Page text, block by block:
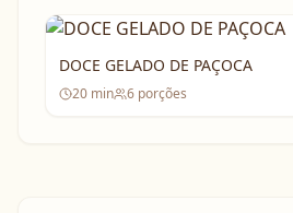
DOCE GELADO DE PAÇOCA
20 min 6 porções